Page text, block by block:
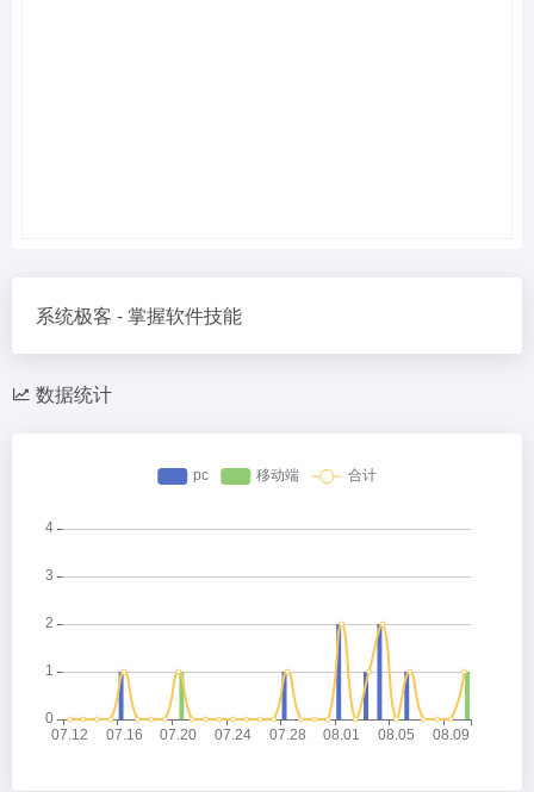
系统极客 - 掌握软件技能
数据统计